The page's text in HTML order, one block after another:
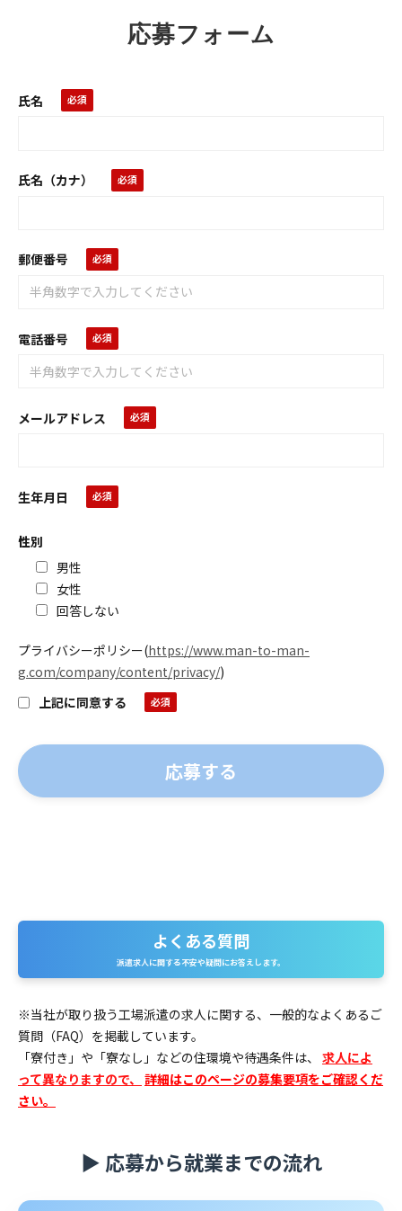
応募フォーム
氏名
氏名（カナ）
郵便番号
電話番号
メールアドレス
生年月日
性別
男性
女性
回答しない
プライバシーポリシー(https://www.man-to-man-
g.com/company/content/privacy/)
上記に同意する
よくある質問
派遣求人に関する不安や疑問にお答えします。
※当社が取り扱う工場派遣の求人に関する、一般的なよくあるご
質問（FAQ）を掲載しています。
「寮付き」や「寮なし」などの住環境や待遇条件は、 求人によ
って異なりますので、 詳細はこのページの募集要項をご確認くだ
さい。
▶ 応募から就業までの流れ